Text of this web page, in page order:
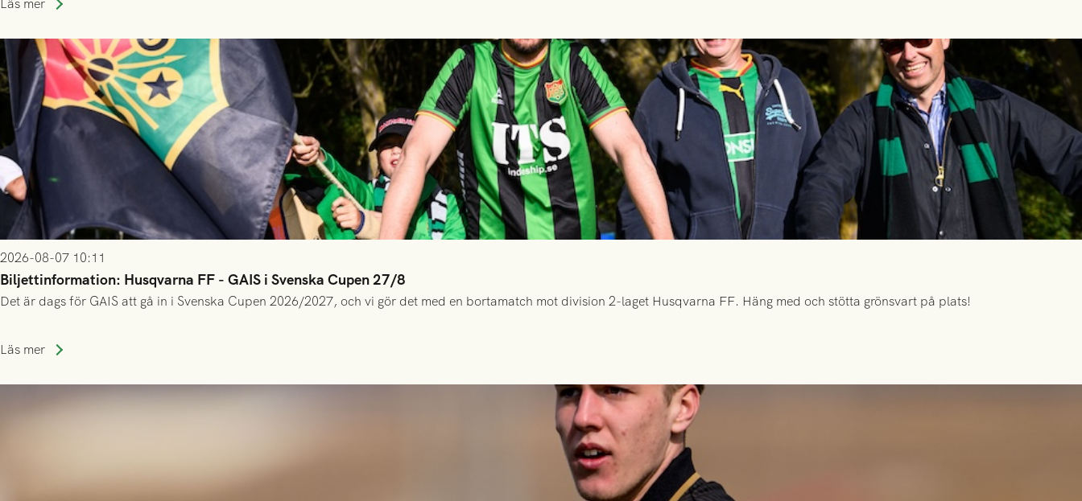
Läs mer
2026-08-07 10:11
Biljettinformation: Husqvarna FF - GAIS i Svenska Cupen 27/8
Det är dags för GAIS att gå in i Svenska Cupen 2026/2027, och vi gör det med en bortamatch mot division 2-laget Husqvarna FF. Häng med och stötta grönsvart på plats!
Läs mer